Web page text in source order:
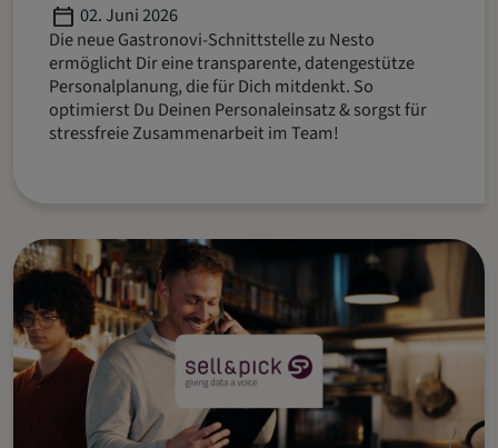
Published
02. Juni 2026
Die neue Gastronovi-Schnittstelle zu Nesto
ermöglicht Dir eine transparente, datengestütze
Personalplanung, die für Dich mitdenkt. So
optimierst Du Deinen Personaleinsatz & sorgst für
stressfreie Zusammenarbeit im Team!